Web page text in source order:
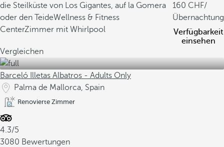
die Steilküste von Los Gigantes, auf la Gomera
oder den TeideWellness & Fitness
CenterZimmer mit Whirlpool
160
/
Übernachtung
Verfügbarkeit
einsehen
Vergleichen
Barceló Illetas Albatros - Adults Only
Palma de Mallorca, Spain
Renovierte Zimmer
4.3/5
3080 Bewertungen